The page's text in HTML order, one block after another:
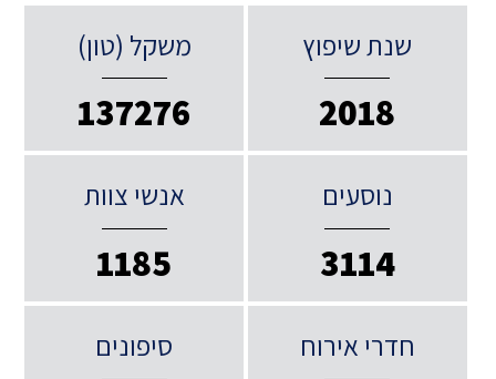
שנת שיפוץ
2018
משקל (טון)
137276
נוסעים
3114
אנשי צוות
1185
חדרי אירוח סיפונים